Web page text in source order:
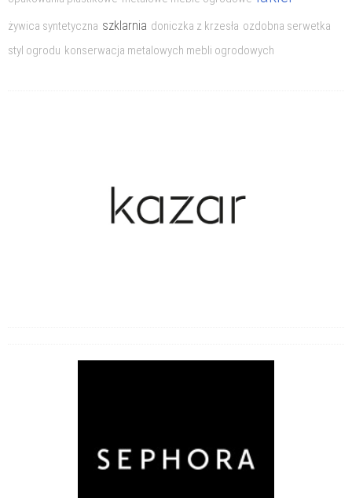
Uprawa ziół i warzyw
żywica syntetyczna szklarnia doniczka z krzesła ozdobna serwetka
styl ogrodu konserwacja metalowych mebli ogrodowych